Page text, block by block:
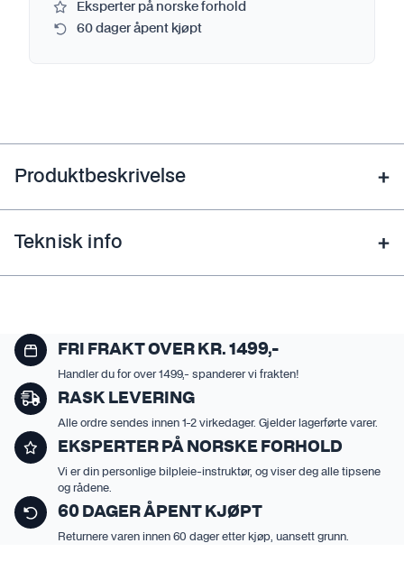
Eksperter på norske forhold
60 dager åpent kjøpt
Produktbeskrivelse
Teknisk info
FRI FRAKT OVER KR. 1499,-
Handler du for over 1499,- spanderer vi frakten!
RASK LEVERING
Alle ordre sendes innen 1-2 virkedager. Gjelder lagerførte varer.
EKSPERTER PÅ NORSKE FORHOLD
Vi er din personlige bilpleie-instruktør, og viser deg alle tipsene
og rådene.
60 DAGER ÅPENT KJØPT
Returnere varen innen 60 dager etter kjøp, uansett grunn.